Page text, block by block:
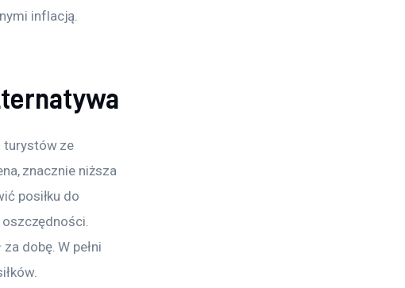
inflacją.
turystów ze
znacznie niższa
posiłku do
dobę. W pełni